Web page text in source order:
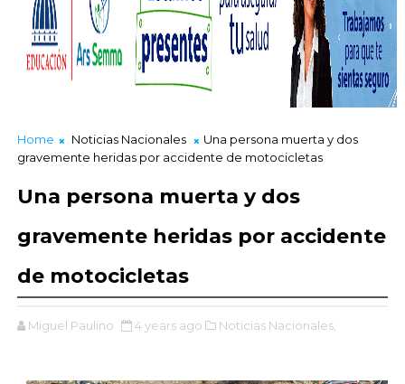
Home Noticias Nacionales
Una persona muerta y dos
gravemente heridas por accidente de motocicletas
Una persona muerta y dos
gravemente heridas por accidente
de motocicletas
Miguel Paulino 4 years ago Noticias Nacionales,